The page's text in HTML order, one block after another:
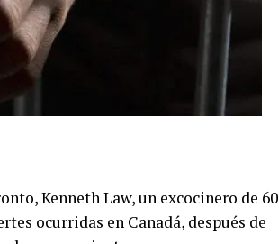
Kenneth Law, un excocinero de 60
ocurridas en Canadá, después de